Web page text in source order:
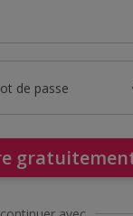
de passe